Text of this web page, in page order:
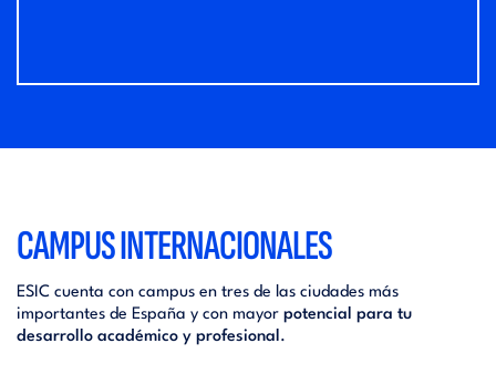
CAMPUS INTERNACIONALES
ESIC cuenta con campus en tres de las ciudades más
importantes de España y con mayor potencial para tu
desarrollo académico y profesional .